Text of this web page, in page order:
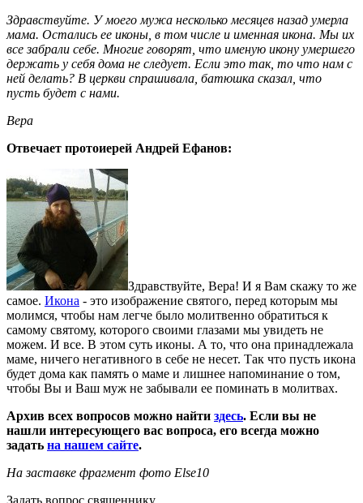
Здравствуйте. У моего мужа несколько месяцев назад умерла
мама. Остались ее иконы, в том числе и именная икона. Мы их
все забрали себе. Многие говорят, что именую икону умершего
держать у себя дома не следует. Если это так, то что нам с
ней делать? В церкви спрашивала, батюшка сказал, что
пусть будет с нами.
Вера
Отвечает протоиерей Андрей Ефанов:
Здравствуйте, Вера! И я Вам скажу то же
самое. Икона - это изображение святого, перед которым мы
молимся, чтобы нам легче было молитвенно обратиться к
самому святому, которого своими глазами мы увидеть не
можем. И все. В этом суть иконы. А то, что она принадлежала
маме, ничего негативного в себе не несет. Так что пусть икона
будет дома как память о маме и лишнее напоминание о том,
чтобы Вы и Ваш муж не забывали ее поминать в молитвах.
Архив всех вопросов можно найти здесь. Если вы не
нашли интересующего вас вопроса, его всегда можно
задать на нашем сайте.
На заставке фрагмент фото Else10
Задать вопрос священнику